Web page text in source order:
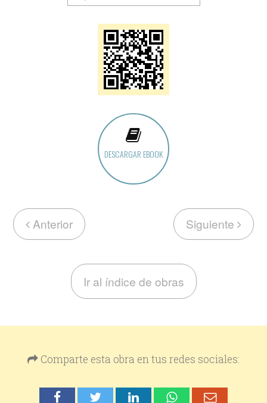
DESCARGAR EBOOK
Anterior Siguiente
Ir al índice de obras
Comparte esta obra en tus redes sociales: